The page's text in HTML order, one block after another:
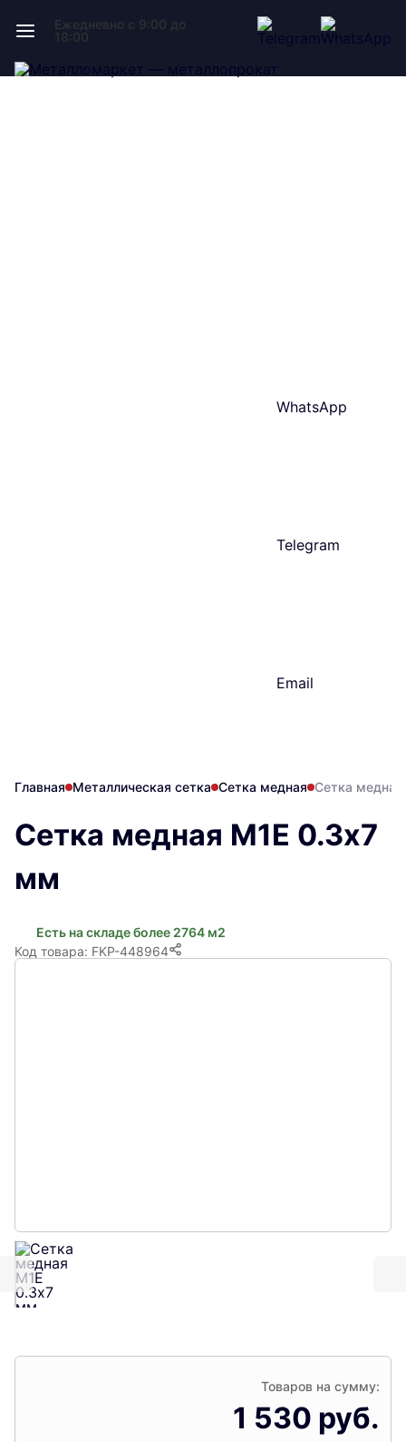
Ежедневно с 9:00 до
18:00
WhatsApp
Telegram
Email
Главная Металлическая сетка Сетка медная Сетка
Сетка медная М1Е 0.3х7
мм
Есть на складе более 2764 м2
Код товара: FKP-448964
Товаров на сумму:
1 530 руб.